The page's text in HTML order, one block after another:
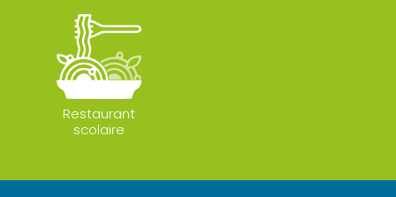
Restaurant
scolaire